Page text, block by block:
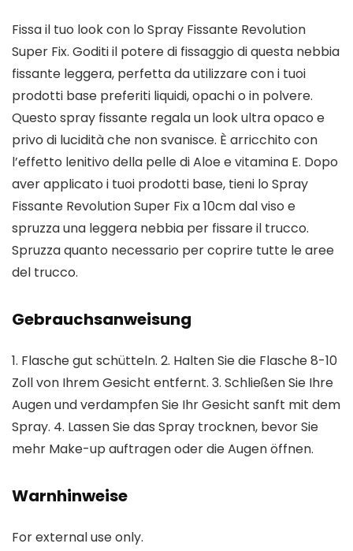
Fissa il tuo look con lo Spray Fissante Revolution
Super Fix. Goditi il potere di fissaggio di questa nebbia
fissante leggera, perfetta da utilizzare con i tuoi
prodotti base preferiti liquidi, opachi o in polvere.
Questo spray fissante regala un look ultra opaco e
privo di lucidità che non svanisce. È arricchito con
l’effetto lenitivo della pelle di Aloe e vitamina E. Dopo
aver applicato i tuoi prodotti base, tieni lo Spray
Fissante Revolution Super Fix a 10cm dal viso e
spruzza una leggera nebbia per fissare il trucco.
Spruzza quanto necessario per coprire tutte le aree
del trucco.
Gebrauchsanweisung
1. Flasche gut schütteln. 2. Halten Sie die Flasche 8-10
Zoll von Ihrem Gesicht entfernt. 3. Schließen Sie Ihre
Augen und verdampfen Sie Ihr Gesicht sanft mit dem
Spray. 4. Lassen Sie das Spray trocknen, bevor Sie
mehr Make-up auftragen oder die Augen öffnen.
Warnhinweise
For external use only.